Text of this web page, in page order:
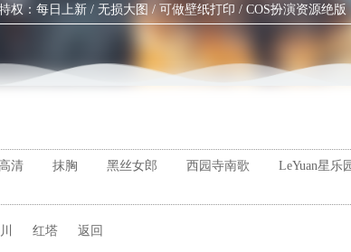
权：每日上新 / 无损大图 / 可做壁纸打印 / COS扮演资源绝版
高清 抹胸 黑丝女郎 西园寺南歌
LeYuan星乐
红塔 返回